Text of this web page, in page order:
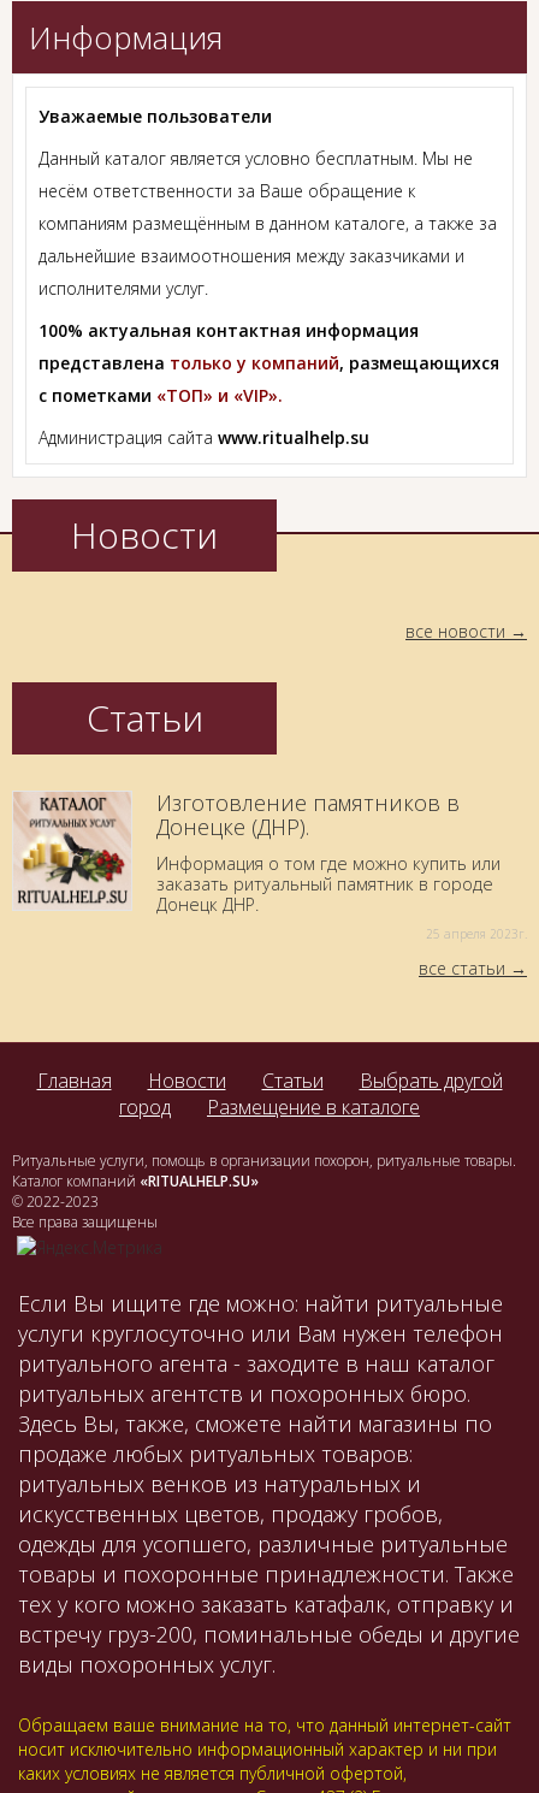
Информация
Уважаемые пользователи
Данный каталог является условно бесплатным. Мы не
несём ответственности за Ваше обращение к
компаниям размещённым в данном каталоге, а также за
дальнейшие взаимоотношения между заказчиками и
исполнителями услуг.
100% актуальная контактная информация
представлена только у компаний, размещающихся
с пометками «ТОП» и «VIP».
Администрация сайта www.ritualhelp.su
Новости
все новости
Статьи
Изготовление памятников в
Донецке (ДНР).
Информация о том где можно купить или
заказать ритуальный памятник в городе
Донецк ДНР.
25 aпреля 2023г.
все статьи
Главная Новости Статьи
Выбрать другой
город
Размещение в каталоге
Ритуальные услуги, помощь в организации похорон, ритуальные товары.
Каталог компаний «RITUALHELP.SU»
© 2022-2023
Все права защищены
Если Вы ищите где можно: найти ритуальные
услуги круглосуточно или Вам нужен телефон
ритуального агента - заходите в наш каталог
ритуальных агентств и похоронных бюро.
Здесь Вы, также, сможете найти магазины по
продаже любых ритуальных товаров:
ритуальных венков из натуральных и
искусственных цветов, продажу гробов,
одежды для усопшего, различные ритуальные
товары и похоронные принадлежности. Также
тех у кого можно заказать катафалк, отправку и
встречу груз-200, поминальные обеды и другие
виды похоронных услуг.
Обращаем ваше внимание на то, что данный интернет-сайт
носит исключительно информационный характер и ни при
каких условиях не является публичной офертой,